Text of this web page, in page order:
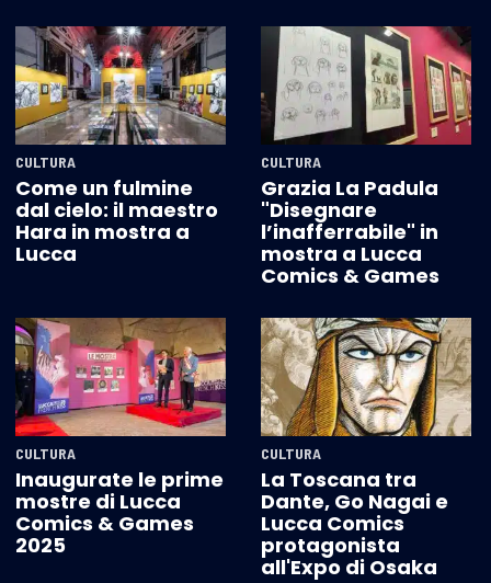
CULTURA
Come un fulmine
dal cielo: il maestro
Hara in mostra a
Lucca
CULTURA
Grazia La Padula
"Disegnare
l’inafferrabile" in
mostra a Lucca
Comics & Games
CULTURA
Inaugurate le prime
mostre di Lucca
Comics & Games
2025
CULTURA
La Toscana tra
Dante, Go Nagai e
Lucca Comics
protagonista
all'Expo di Osaka